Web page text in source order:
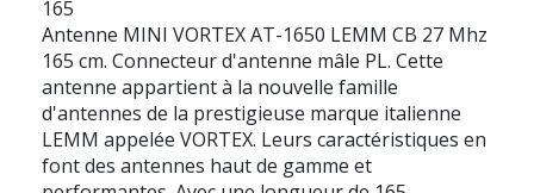
165
Antenne MINI VORTEX AT-1650 LEMM CB 27 Mhz
165 cm. Connecteur d'antenne mâle PL. Cette
antenne appartient à la nouvelle famille
d'antennes de la prestigieuse marque italienne
LEMM appelée VORTEX. Leurs caractéristiques en
font des antennes haut de gamme et